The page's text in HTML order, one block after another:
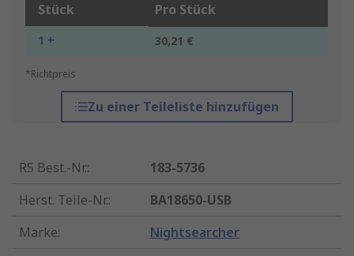
Stück Pro Stück
1 + 30,21 €
*Richtpreis
Zu einer Teileliste hinzufügen
RS Best.-Nr.:
183-5736
Herst. Teile-Nr.:
BA18650-USB
Marke: Nightsearcher